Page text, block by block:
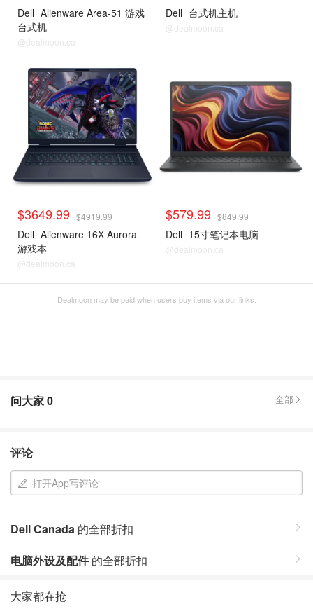
Dell Alienware Area-51 游戏
台式机
@dealmoon.ca
Dell 台式机主机
@dealmoon.ca
$3649.99 $4919.99
Dell Alienware 16X Aurora
游戏本
@dealmoon.ca
$579.99 $849.99
Dell 15寸笔记本电脑
@dealmoon.ca
Dealmoon may be paid when users buy items via our links.
问大家0 全部
评论
打开App写评论
Dell Canada 的全部折扣
电脑外设及配件的全部折扣
大家都在抢